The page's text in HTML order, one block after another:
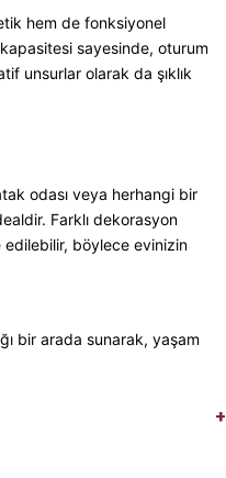
hem de fonksiyonel
sayesinde, oturum
unsurlar olarak da şıklık
odası veya herhangi bir
Farklı dekorasyon
böylece evinizin
bir arada sunarak, yaşam
+